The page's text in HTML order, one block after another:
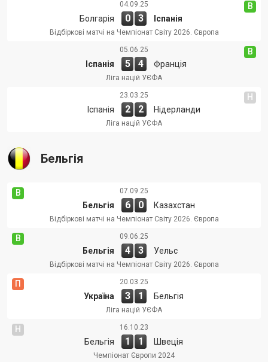
В
04.09.25
Болгарія 0 3 Іспанія
Відбіркові матчі на Чемпіонат Світу 2026. Європа
В
05.06.25
Іспанія 5 4 Франція
Ліга націй УЄФА
Н
23.03.25
Іспанія 2 2 Нідерланди
Ліга націй УЄФА
Бельгія
В 07.09.25
Бельгія 6 0 Казахстан
Відбіркові матчі на Чемпіонат Світу 2026. Європа
В 09.06.25
Бельгія 4 3 Уельс
Відбіркові матчі на Чемпіонат Світу 2026. Європа
П 20.03.25
Україна 3 1 Бельгія
Ліга націй УЄФА
Н 16.10.23
Бельгія 1 1 Швеція
Чемпіонат Європи 2024